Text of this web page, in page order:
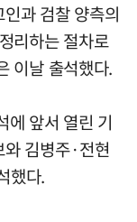
과 검찰 양측의
리하는 절차로
이날 출석했다.
에 앞서 열린 기
김병주·전현
했다.